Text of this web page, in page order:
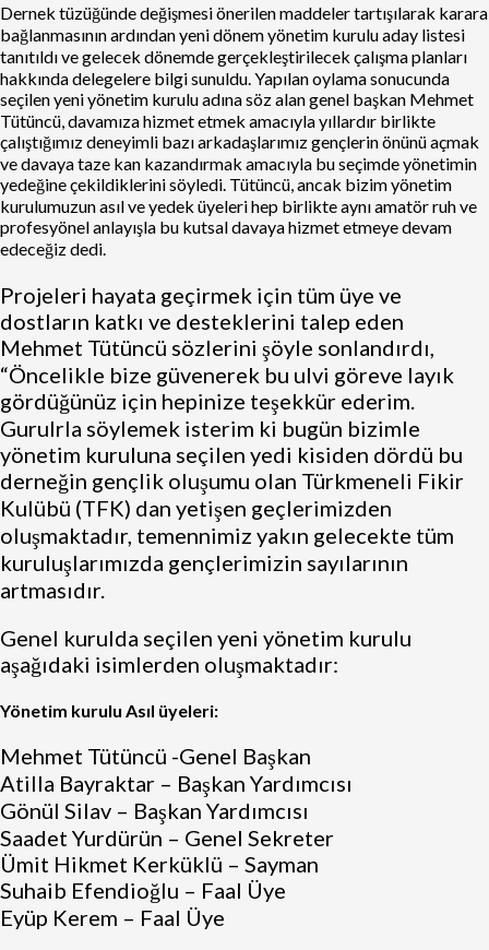
Dernek tüzüğünde değişmesi önerilen maddeler tartışılarak karara
bağlanmasının ardından yeni dönem yönetim kurulu aday listesi
tanıtıldı ve gelecek dönemde gerçekleştirilecek çalışma planları
hakkında delegelere bilgi sunuldu. Yapılan oylama sonucunda
seçilen yeni yönetim kurulu adına söz alan genel başkan Mehmet
Tütüncü, davamıza hizmet etmek amacıyla yıllardır birlikte
çalıştığımız deneyimli bazı arkadaşlarımız gençlerin önünü açmak
ve davaya taze kan kazandırmak amacıyla bu seçimde yönetimin
yedeğine çekildiklerini söyledi. Tütüncü, ancak bizim yönetim
kurulumuzun asıl ve yedek üyeleri hep birlikte aynı amatör ruh ve
profesyönel anlayışla bu kutsal davaya hizmet etmeye devam
edeceğiz dedi.
Projeleri hayata geçirmek için tüm üye ve
dostların katkı ve desteklerini talep eden
Mehmet Tütüncü sözlerini şöyle sonlandırdı,
“Öncelikle bize güvenerek bu ulvi göreve layık
gördüğünüz için hepinize teşekkür ederim.
Gurulrla söylemek isterim ki bugün bizimle
yönetim kuruluna seçilen yedi kisiden dördü bu
derneğin gençlik oluşumu olan Türkmeneli Fikir
Kulübü (TFK) dan yetişen geçlerimizden
oluşmaktadır, temennimiz yakın gelecekte tüm
kuruluşlarımızda gençlerimizin sayılarının
artmasıdır.
Genel kurulda seçilen yeni yönetim kurulu
aşağıdaki isimlerden oluşmaktadır:
Yönetim kurulu Asıl üyeleri:
Mehmet Tütüncü -Genel Başkan
Atilla Bayraktar – Başkan Yardımcısı
Gönül Silav – Başkan Yardımcısı
Saadet Yurdürün – Genel Sekreter
Ümit Hikmet Kerküklü – Sayman
Suhaib Efendioğlu – Faal Üye
Eyüp Kerem – Faal Üye